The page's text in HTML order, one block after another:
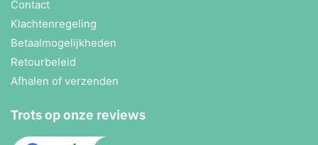
Contact
Klachtenregeling
Betaalmogelijkheden
Retourbeleid
Afhalen of verzenden
Trots op onze reviews